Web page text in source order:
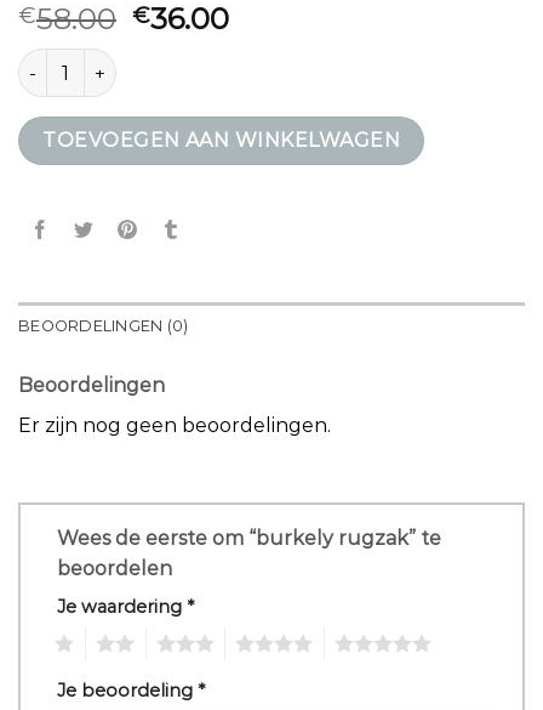
€58.00 €36.00
burkely rugzak aantal
TOEVOEGEN AAN WINKELWAGEN
BEOORDELINGEN (0)
Beoordelingen
Er zijn nog geen beoordelingen.
Wees de eerste om “burkely rugzak” te
beoordelen
Je waardering *
Je beoordeling *